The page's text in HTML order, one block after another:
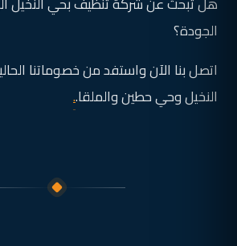
الجودة؟
اتصل بنا الآن واستفد من خصوماتنا
النخيل وحي حطين والملقا..